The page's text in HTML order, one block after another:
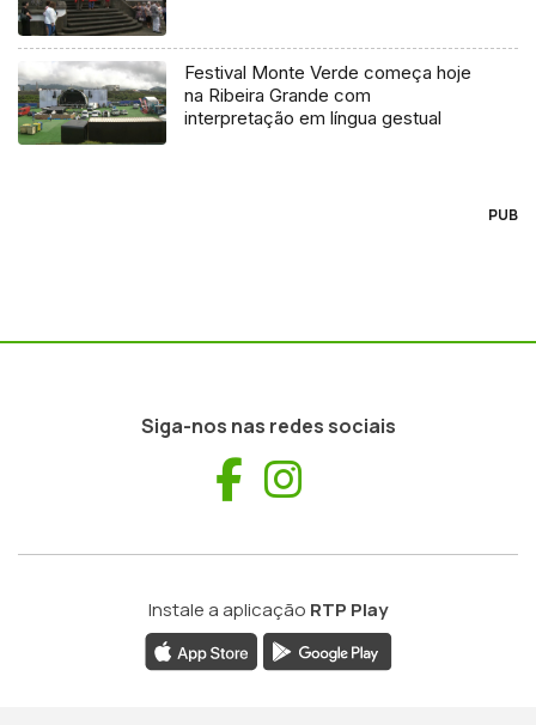
Festival Monte Verde começa hoje
na Ribeira Grande com
interpretação em língua gestual
PUB
Siga-nos nas redes sociais
Facebook
Instale a aplicação RTP Play